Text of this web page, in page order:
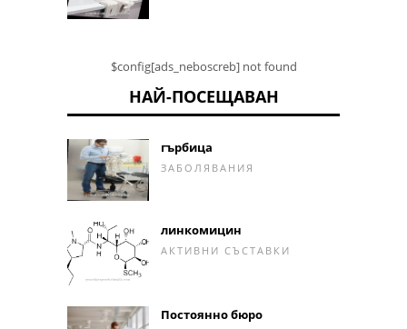
$config[ads_neboscreb] not found
НАЙ-ПОСЕЩАВАН
гърбица
ЗАБОЛЯВАНИЯ
линкомицин
АКТИВНИ СЪСТАВКИ
Постоянно бюро